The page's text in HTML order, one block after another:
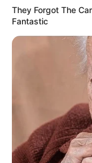
They Forgot The
Fantastic